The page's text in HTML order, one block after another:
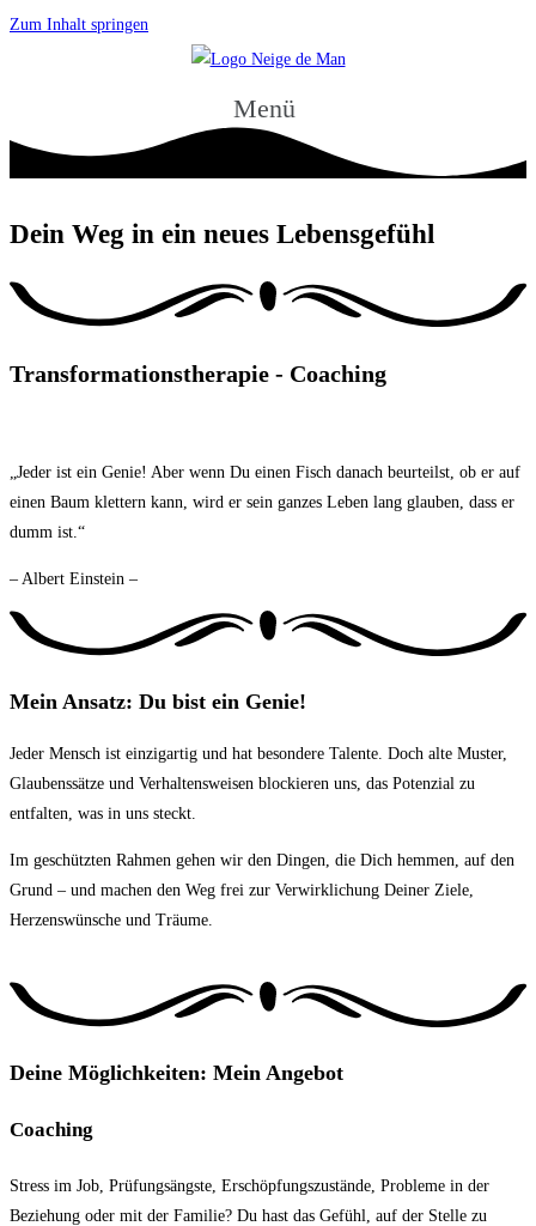
Zum Inhalt springen
Menü
Dein Weg in ein neues Lebensgefühl
Transformationstherapie - Coaching
„Jeder ist ein Genie! Aber wenn Du einen Fisch danach beurteilst, ob er auf
einen Baum klettern kann, wird er sein ganzes Leben lang glauben, dass er
dumm ist.“
– Albert Einstein –
Mein Ansatz: Du bist ein Genie!
Jeder Mensch ist einzigartig und hat besondere Talente. Doch alte Muster,
Glaubenssätze und Verhaltensweisen blockieren uns, das Potenzial zu
entfalten, was in uns steckt.
Im geschützten Rahmen gehen wir den Dingen, die Dich hemmen, auf den
Grund – und machen den Weg frei zur Verwirklichung Deiner Ziele,
Herzenswünsche und Träume.
Deine Möglichkeiten: Mein Angebot
Coaching
Stress im Job, Prüfungsängste, Erschöpfungszustände, Probleme in der
Beziehung oder mit der Familie? Du hast das Gefühl, auf der Stelle zu